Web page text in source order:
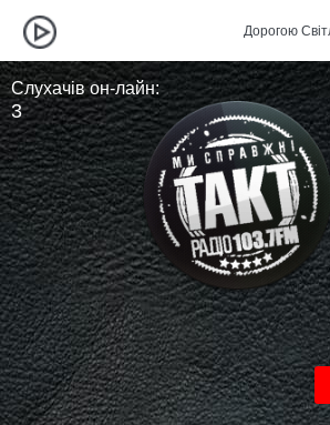
Слухачів он-лайн:
3
Дорогою Світла